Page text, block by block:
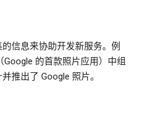
信息来协助开发新服务。例
的首款照片应用）中组
推出了 Google 照片。